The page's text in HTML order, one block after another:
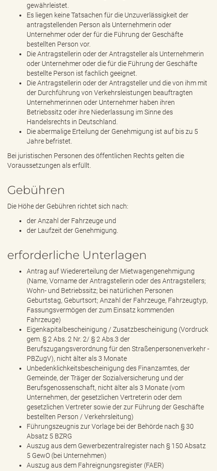
gewährleistet.
Es liegen keine Tatsachen für die Unzuverlässigkeit der
antragstellenden Person als Unternehmerin oder
Unternehmer oder der für die Führung der Geschäfte
bestellten Person vor.
Die Antragstellerin oder der Antragsteller als Unternehmerin
oder Unternehmer oder die für die Führung der Geschäfte
bestellte Person ist fachlich geeignet.
Die Antragstellerin oder der Antragsteller und die von ihm mit
der Durchführung von Verkehrsleistungen beauftragten
Unternehmerinnen oder Unternehmer haben ihren
Betriebssitz oder ihre Niederlassung im Sinne des
Handelsrechts in Deutschland.
Die abermalige Erteilung der Genehmigung ist auf bis zu 5
Jahre befristet.
Bei juristischen Personen des öffentlichen Rechts gelten die
Voraussetzungen als erfüllt.
Gebühren
Die Höhe der Gebühren richtet sich nach:
der Anzahl der Fahrzeuge und
der Laufzeit der Genehmigung.
erforderliche Unterlagen
Antrag auf Wiedererteilung der Mietwagengenehmigung
(Name, Vorname der Antragstellerin oder des Antragstellers;
Wohn- und Betriebssitz; bei natürlichen Personen
Geburtstag, Geburtsort; Anzahl der Fahrzeuge, Fahrzeugtyp,
Fassungsvermögen der zum Einsatz kommenden
Fahrzeuge)
Eigenkapitalbescheinigung / Zusatzbescheinigung (Vordruck
gem. § 2 Abs. 2 Nr. 2/ § 2 Abs.3 der
Berufszugangsverordnung für den Straßenpersonenverkehr -
PBZugV), nicht älter als 3 Monate
Unbedenklichkeitsbescheinigung des Finanzamtes, der
Gemeinde, der Träger der Sozialversicherung und der
Berufsgenossenschaft, nicht älter als 3 Monate (vom
Unternehmen, der gesetzlichen Vertreterin oder dem
gesetzlichen Vertreter sowie der zur Führung der Geschäfte
bestellten Person / Verkehrsleitung)
Führungszeugnis zur Vorlage bei der Behörde nach § 30
Absatz 5 BZRG
Auszug aus dem Gewerbezentralregister nach § 150 Absatz
5 GewO (bei Unternehmen)
Auszug aus dem Fahreignungsregister (FAER)